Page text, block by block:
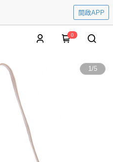
開啟APP
0
1/5